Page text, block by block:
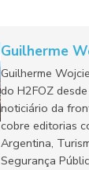
Guilherme
Guilherme
do H2FOZ
noticiário da
cobre editorias
Argentina,
Segurança